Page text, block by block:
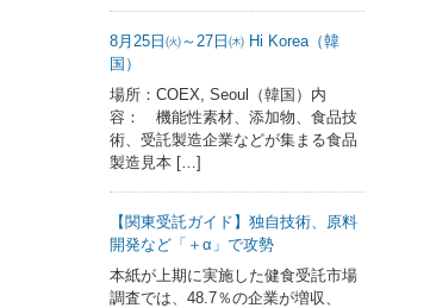
8月25日㈫～27日㈭ Hi Korea（韓
国）
場所：COEX, Seoul（韓国）内
容： 機能性素材、添加物、食品技
術、受託製造企業などが集まる食品
製造見本 […]
【関東受託ガイド】独自技術、原料
開発など「＋α」で攻勢
本紙が上期に実施した健食受託市場
調査では、48.7％の企業が増収、